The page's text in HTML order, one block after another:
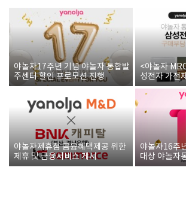
야놀자17주년 기념 야놀자 통합발
주센터 할인 프로모션 진행
<야놀자
성전자 가전
야놀자제휴점 금융혜택제공 위한
제휴 및 금융서비스 게시
야놀자16주
대상 야놀자
폰 증정